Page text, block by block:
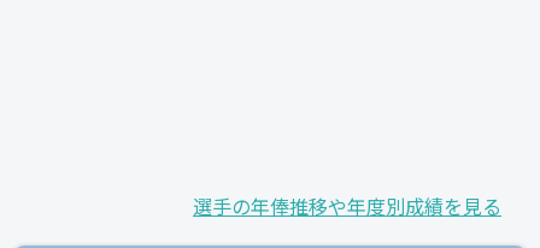
選手の年俸推移や年度別成績を見る